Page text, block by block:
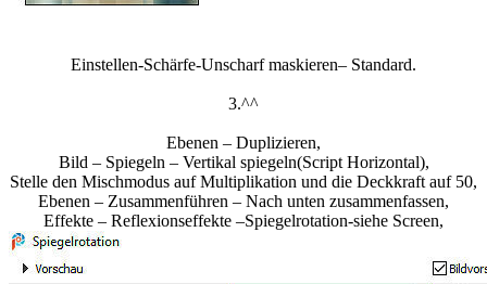
Einstellen-Schärfe-Unscharf maskieren– Standard.
3.^^
Ebenen – Duplizieren,
Bild – Spiegeln – Vertikal spiegeln(Script Horizontal),
Stelle den Mischmodus auf Multiplikation und die Deckkraft auf 50,
Ebenen – Zusammenführen – Nach unten zusammenfassen,
Effekte – Reflexionseffekte –Spiegelrotation-siehe Screen,